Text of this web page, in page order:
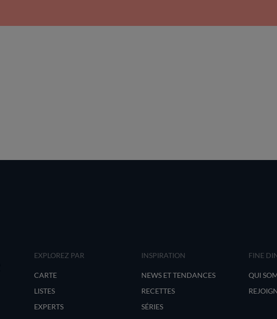
EXPLOREZ PAR
CARTE
LISTES
EXPERTS
INSPIRATION
NEWS ET TENDANCES
RECETTES
SÉRIES
FINE
QUI